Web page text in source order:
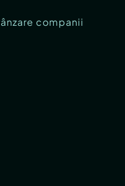
companii